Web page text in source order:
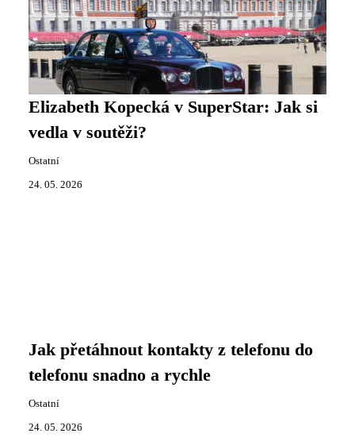
Elizabeth Kopecká v SuperStar: Jak si
vedla v soutěži?
Ostatní
24. 05. 2026
Jak přetáhnout kontakty z telefonu do
telefonu snadno a rychle
Ostatní
24. 05. 2026